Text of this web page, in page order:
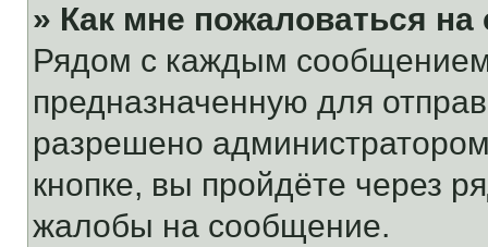
» Как мне пожаловаться
Рядом с каждым сообщением
предназначенную для
разрешено
кнопке, вы пройдёте через
жалобы на сообщение.